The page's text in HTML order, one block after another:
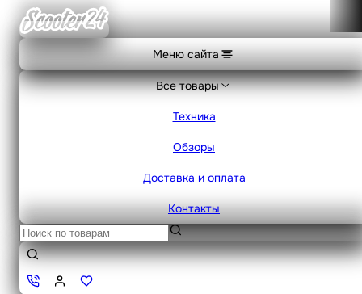
Меню сайта
Все товары
Техника
Обзоры
Доставка и оплата
Контакты